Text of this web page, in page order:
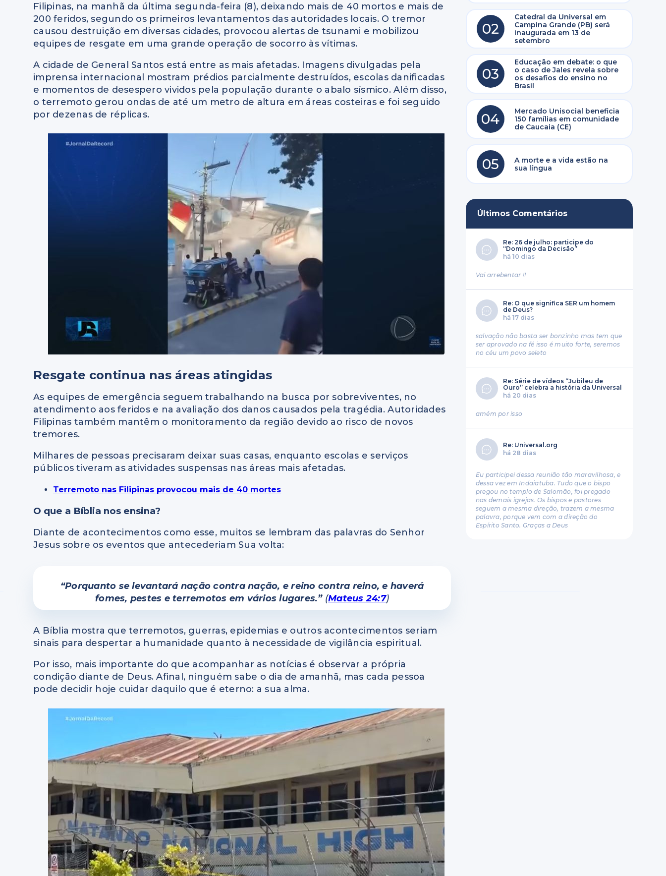
Filipinas, na manhã da última segunda-feira (8), deixando mais de 40 mortos e mais de
200 feridos, segundo os primeiros levantamentos das autoridades locais. O tremor
causou destruição em diversas cidades, provocou alertas de tsunami e mobilizou
equipes de resgate em uma grande operação de socorro às vítimas.
A cidade de General Santos está entre as mais afetadas. Imagens divulgadas pela
imprensa internacional mostram prédios parcialmente destruídos, escolas danificadas
e momentos de desespero vividos pela população durante o abalo sísmico. Além disso,
o terremoto gerou ondas de até um metro de altura em áreas costeiras e foi seguido
por dezenas de réplicas.
Resgate continua nas áreas atingidas
As equipes de emergência seguem trabalhando na busca por sobreviventes, no
atendimento aos feridos e na avaliação dos danos causados pela tragédia. Autoridades
Filipinas também mantêm o monitoramento da região devido ao risco de novos
tremores.
Milhares de pessoas precisaram deixar suas casas, enquanto escolas e serviços
públicos tiveram as atividades suspensas nas áreas mais afetadas.
Terremoto nas Filipinas provocou mais de 40 mortes
O que a Bíblia nos ensina?
Diante de acontecimentos como esse, muitos se lembram das palavras do Senhor
Jesus sobre os eventos que antecederiam Sua volta:
“Porquanto se levantará nação contra nação, e reino contra reino, e haverá
fomes, pestes e terremotos em vários lugares.”(Mateus 24:7)
A Bíblia mostra que terremotos, guerras, epidemias e outros acontecimentos seriam
sinais para despertar a humanidade quanto à necessidade de vigilância espiritual.
Por isso, mais importante do que acompanhar as notícias é observar a própria
condição diante de Deus. Afinal, ninguém sabe o dia de amanhã, mas cada pessoa
pode decidir hoje cuidar daquilo que é eterno: a sua alma.
02
Catedral da Universal em
Campina Grande (PB) será
inaugurada em 13 de
setembro
03
Educação em debate: o que
o caso de Jales revela sobre
os desafios do ensino no
Brasil
04
Mercado Unisocial beneficia
150 famílias em comunidade
de Caucaia (CE)
05
A morte e a vida estão na
sua língua
Últimos Comentários
Re: 26 de julho: participe do
“Domingo da Decisão”
há 10 dias
Vai arrebentar !!
Re: O que significa SER um homem
de Deus?
há 17 dias
salvação não basta ser bonzinho mas tem que
ser aprovado na fé isso é muito forte, seremos
no céu um povo seleto
Re: Série de vídeos “Jubileu de
Ouro” celebra a história da Universal
há 20 dias
amém por isso
Re: Universal.org
há 28 dias
Eu participei dessa reunião tão maravilhosa, e
dessa vez em Indaiatuba. Tudo que o bispo
pregou no templo de Salomão, foi pregado
nas demais igrejas. Os bispos e pastores
seguem a mesma direção, trazem a mesma
palavra, porque vem com a direção do
Espírito Santo. Graças a Deus